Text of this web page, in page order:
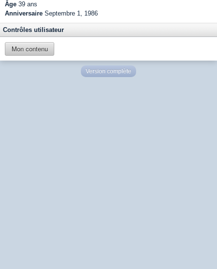
Âge 39 ans
Anniversaire Septembre 1, 1986
Contrôles utilisateur
Mon contenu
Version complète